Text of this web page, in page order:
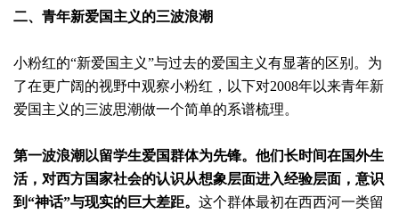
二、青年新爱国主义的三波浪潮
小粉红的“新爱国主义”与过去的爱国主义有显著的区别。为
了在更广阔的视野中观察小粉红，以下对2008年以来青年新
爱国主义的三波思潮做一个简单的系谱梳理。
第一波浪潮以留学生爱国群体为先锋。他们长时间在国外生
活，对西方国家社会的认识从想象层面进入经验层面，意识
到“神话”与现实的巨大差距。 这个群体最初在西西河一类留